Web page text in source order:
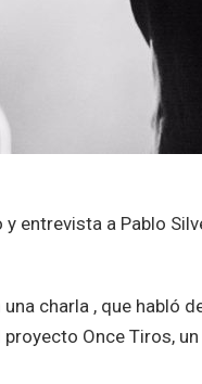
entrevista a Pablo
charla , que habló
Once Tiros,